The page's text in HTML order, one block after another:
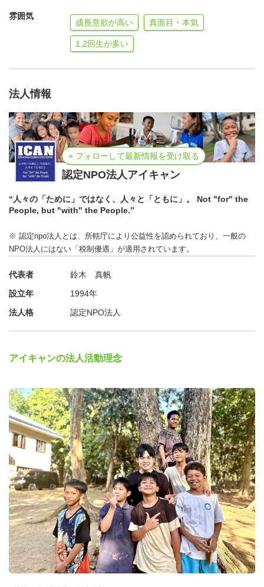
雰囲気
成長意欲が高い 真面目・本気
1,2回生が多い
法人情報
+ フォローして最新情報を受け取る
認定NPO法人アイキャン
“人々の「ために」ではなく、人々と「ともに」。 Not "for" the
People, but "with" the People.”
※ 認定npo法人とは、所轄庁により公益性を認められており、一般の
NPO法人にはない「税制優遇」が適用されています。
代表者
鈴木 真帆
設立年
1994年
法人格
認定NPO法人
アイキャンの法人活動理念